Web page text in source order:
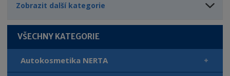
s
a
a
Zobrazit další kategorie
VŠECHNY KATEGORIE
Autokosmetika NERTA